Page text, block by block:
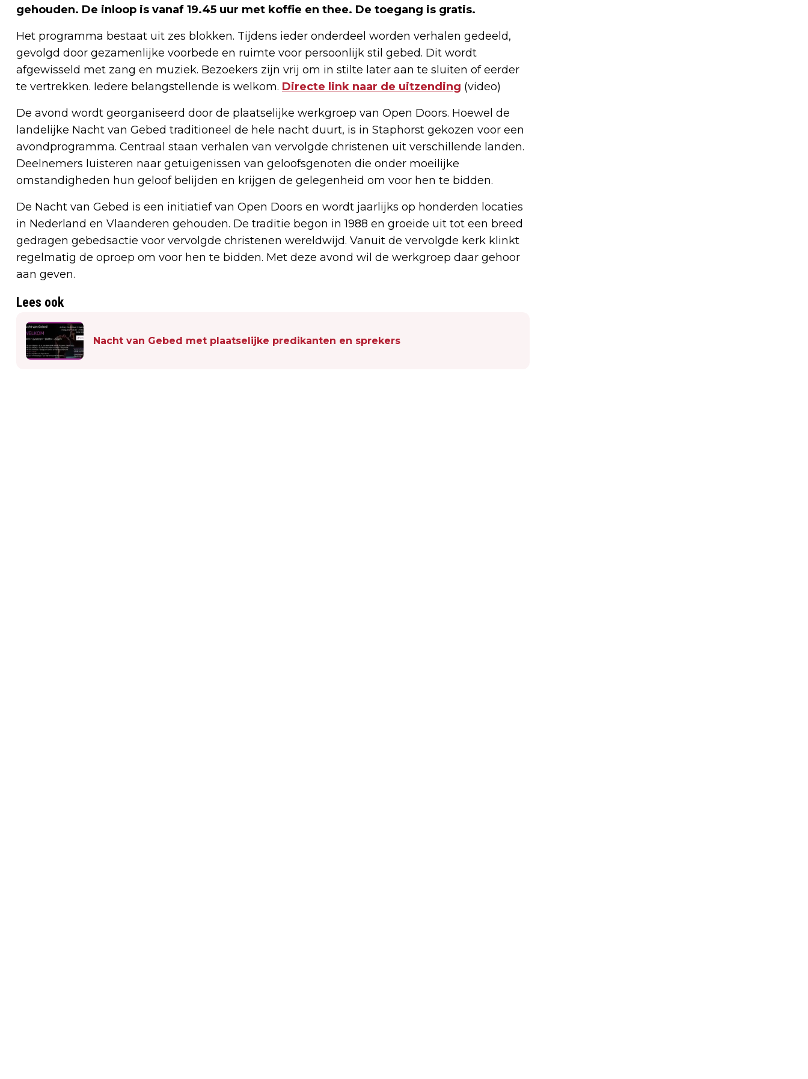
gehouden. De inloop is vanaf 19.45 uur met koffie en thee. De toegang is gratis.
Het programma bestaat uit zes blokken. Tijdens ieder onderdeel worden verhalen gedeeld,
gevolgd door gezamenlijke voorbede en ruimte voor persoonlijk stil gebed. Dit wordt
afgewisseld met zang en muziek. Bezoekers zijn vrij om in stilte later aan te sluiten of eerder
te vertrekken. Iedere belangstellende is welkom. Directe link naar de uitzending (video)
De avond wordt georganiseerd door de plaatselijke werkgroep van Open Doors. Hoewel de
landelijke Nacht van Gebed traditioneel de hele nacht duurt, is in Staphorst gekozen voor een
avondprogramma. Centraal staan verhalen van vervolgde christenen uit verschillende landen.
Deelnemers luisteren naar getuigenissen van geloofsgenoten die onder moeilijke
omstandigheden hun geloof belijden en krijgen de gelegenheid om voor hen te bidden.
De Nacht van Gebed is een initiatief van Open Doors en wordt jaarlijks op honderden locaties
in Nederland en Vlaanderen gehouden. De traditie begon in 1988 en groeide uit tot een breed
gedragen gebedsactie voor vervolgde christenen wereldwijd. Vanuit de vervolgde kerk klinkt
regelmatig de oproep om voor hen te bidden. Met deze avond wil de werkgroep daar gehoor
aan geven.
Lees ook
Nacht van Gebed met plaatselijke predikanten en sprekers